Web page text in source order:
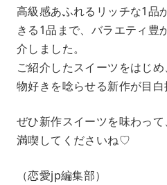
高級感あふれるリッチな1品
きる1品まで、バラエティ豊
介しました。
ご紹介したスイーツをはじ
物好きを唸らせる新作が目白
ぜひ新作スイーツを味わっ
満喫してくださいね♡
​（恋愛jp編集部）